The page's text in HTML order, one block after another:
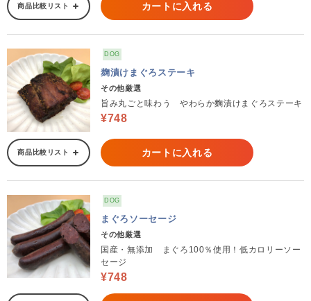
商品比較リスト カートに入れる
DOG
麹漬けまぐろステーキ
その他厳選
旨み丸ごと味わう やわらか麴漬けまぐろステーキ
¥748
商品比較リスト カートに入れる
DOG
まぐろソーセージ
その他厳選
国産・無添加 まぐろ100％使用！低カロリーソー
セージ
¥748